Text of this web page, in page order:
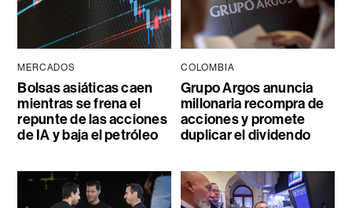
MERCADOS
Bolsas asiáticas caen
mientras se frena el
repunte de las acciones
de IA y baja el petróleo
COLOMBIA
Grupo Argos anuncia
millonaria recompra de
acciones y promete
duplicar el dividendo